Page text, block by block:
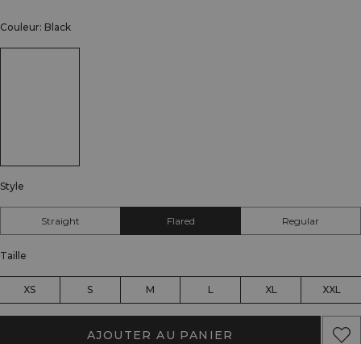
Couleur: Black
Style
Straight Flared Regular
Taille
XS S M L XL XXL
AJOUTER AU PANIER